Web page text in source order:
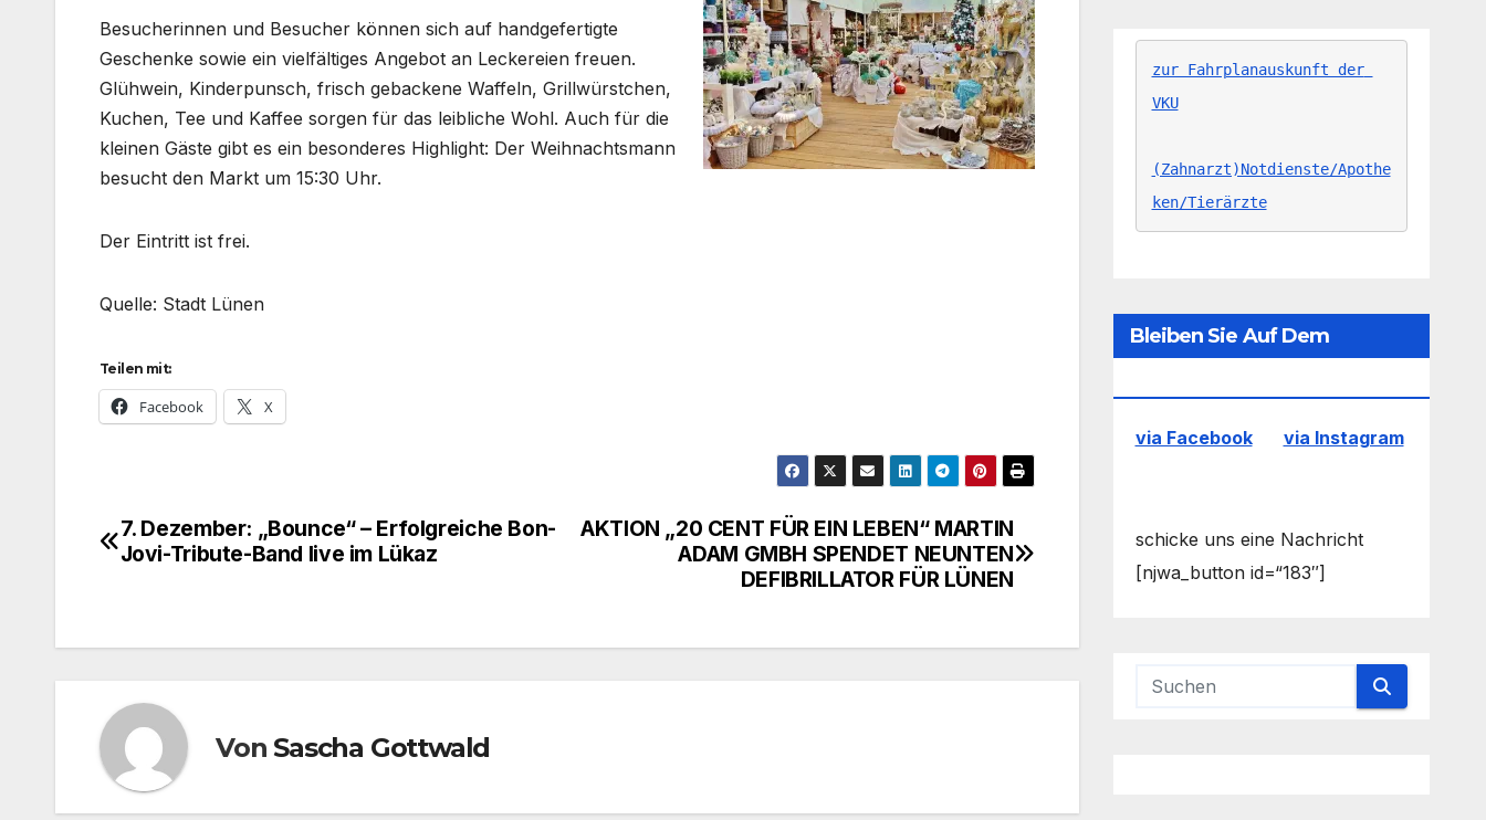
Besucherinnen und Besucher können sich auf handgefertigte
Geschenke sowie ein vielfältiges Angebot an Leckereien freuen.
Glühwein, Kinderpunsch, frisch gebackene Waffeln, Grillwürstchen,
Kuchen, Tee und Kaffee sorgen für das leibliche Wohl. Auch für die
kleinen Gäste gibt es ein besonderes Highlight: Der Weihnachtsmann
besucht den Markt um 15:30 Uhr.
Der Eintritt ist frei.
Quelle: Stadt Lünen
Teilen mit:
Facebook X
Beitragsnavigation
AKTION „20 CENT FÜR EIN LEBEN“ MARTIN
ADAM GMBH SPENDET NEUNTEN
DEFIBRILLATOR FÜR LÜNEN
7. Dezember: „Bounce“ – Erfolgreiche Bon-
Jovi-Tribute-Band live im Lükaz
Von Sascha Gottwald
zur Fahrplanauskunft der
VKU
(Zahnarzt)Notdienste/Apothe
ken/Tierärzte
Bleiben Sie Auf Dem
via Facebook via Instagram
schicke uns eine Nachricht
[njwa_button id=“183″]